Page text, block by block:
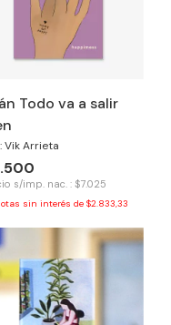
Todo va a salir
Vik Arrieta
s/imp. nac. : $7.025
sin interés de $2.833,33